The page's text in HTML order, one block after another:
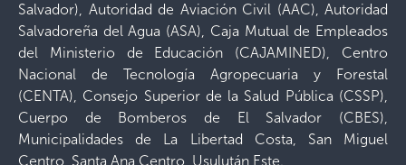
Salvador), Autoridad de Aviación Civil (AAC), Autoridad
Salvadoreña del Agua (ASA), Caja Mutual de Empleados
del Ministerio de Educación (CAJAMINED), Centro
Nacional de Tecnología Agropecuaria y Forestal
(CENTA), Consejo Superior de la Salud Pública (CSSP),
Cuerpo de Bomberos de El Salvador (CBES),
Municipalidades de La Libertad Costa, San Miguel
Centro, Santa Ana Centro, Usulután Este.